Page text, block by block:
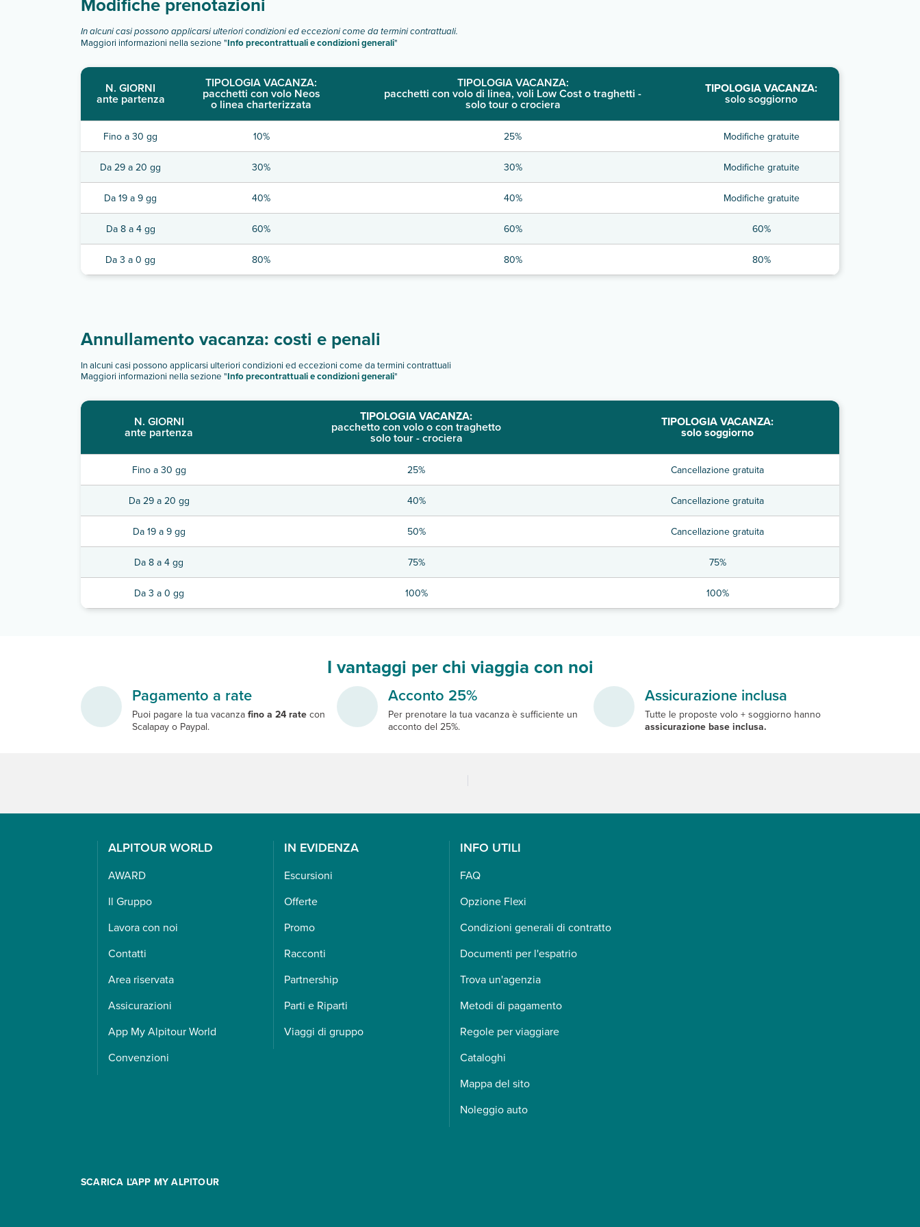
In alcuni casi possono applicarsi ulteriori condizioni ed eccezioni come da termini contrattuali.
Maggiori informazioni nella sezione "Info precontrattuali e condizioni generali"
N. GIORNI
ante partenza
TIPOLOGIA VACANZA:
pacchetti con volo Neos
o linea charterizzata
TIPOLOGIA VACANZA:
pacchetti con volo di linea, voli Low Cost o traghetti -
solo tour o crociera
TIPOLOGIA VACANZA:
solo soggiorno
Fino a 30 gg 10% 25% Modifiche gratuite
Da 29 a 20 gg 30% 30% Modifiche gratuite
Da 19 a 9 gg 40% 40% Modifiche gratuite
Da 8 a 4 gg 60% 60% 60%
Da 3 a 0 gg 80% 80% 80%
Annullamento vacanza: costi e penali
In alcuni casi possono applicarsi ulteriori condizioni ed eccezioni come da termini contrattuali
Maggiori informazioni nella sezione "Info precontrattuali e condizioni generali"
N. GIORNI
ante partenza
TIPOLOGIA VACANZA:
pacchetto con volo o con traghetto
solo tour - crociera
TIPOLOGIA VACANZA:
solo soggiorno
Fino a 30 gg 25% Cancellazione gratuita
Da 29 a 20 gg 40% Cancellazione gratuita
Da 19 a 9 gg 50% Cancellazione gratuita
Da 8 a 4 gg 75% 75%
Da 3 a 0 gg 100% 100%
I vantaggi per chi viaggia con noi
Pagamento a rate
Puoi pagare la tua vacanza fino a 24 rate con
Scalapay o Paypal.
Acconto 25%
Per prenotare la tua vacanza è sufficiente un
acconto del 25%.
Assicurazione inclusa
Tutte le proposte volo + soggiorno hanno
assicurazione base inclusa.
ALPITOUR WORLD
AWARD
Il Gruppo
Lavora con noi
Contatti
Area riservata
Assicurazioni
App My Alpitour World
Convenzioni
IN EVIDENZA
Escursioni
Offerte
Promo
Racconti
Partnership
Parti e Riparti
Viaggi di gruppo
INFO UTILI
FAQ
Opzione Flexi
Condizioni generali di contratto
Documenti per l'espatrio
Trova un'agenzia
Metodi di pagamento
Regole per viaggiare
Cataloghi
Mappa del sito
Noleggio auto
SCARICA L'APP MY ALPITOUR